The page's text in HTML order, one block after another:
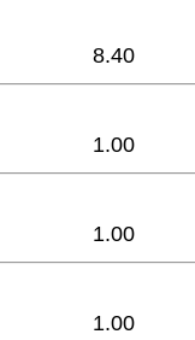
8.40
1.00
1.00
1.00